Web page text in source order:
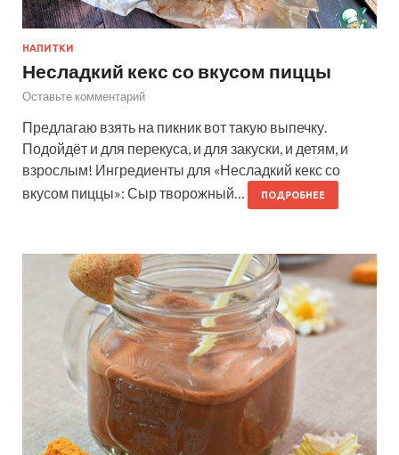
НАПИТКИ
Несладкий кекс со вкусом пиццы
Оставьте комментарий
Предлагаю взять на пикник вот такую выпечку.
Подойдёт и для перекуса, и для закуски, и детям, и
взрослым! Ингредиенты для «Несладкий кекс со
вкусом пиццы»: Сыр творожный…
ПОДРОБНЕЕ